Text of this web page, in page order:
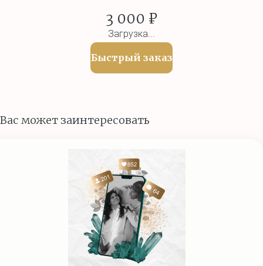
3 000 ₽
Загрузка...
Быстрый заказ
Вас может заинтересовать